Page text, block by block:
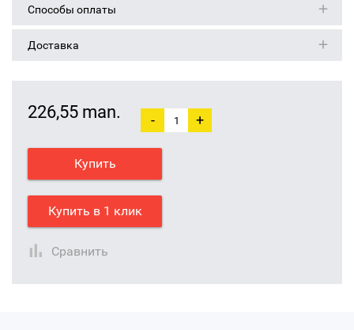
Способы оплаты
Доставка
226,55 man. - +
Купить
Купить в 1 клик
Сравнить